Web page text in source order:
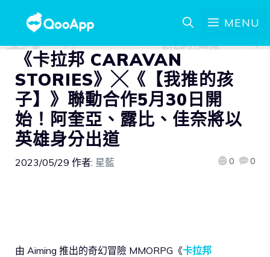
MENU
《卡拉邦 CARAVAN
STORIES》╳《【我推的孩
子】》聯動合作5月30日開
始！阿奎亞、露比、佳奈將以
英雄身分出道
2023/05/29 作者: 星藍 0 0
由 Aiming 推出的奇幻冒險 MMORPG《卡拉邦